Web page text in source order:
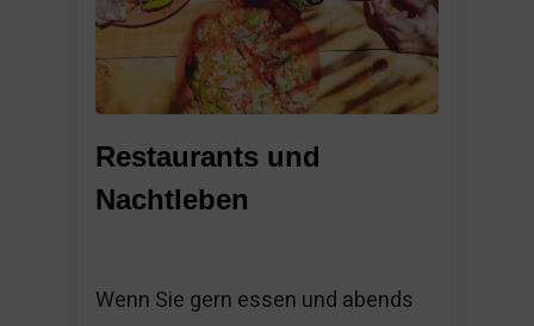
Restaurants und
Nachtleben
Wenn Sie gern essen und abends